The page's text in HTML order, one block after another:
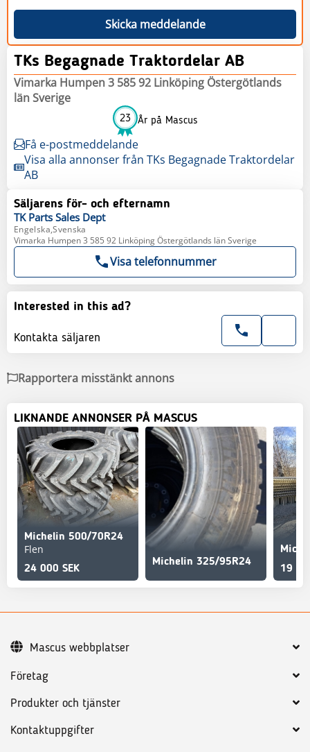
Skicka meddelande
TKs Begagnade Traktordelar AB
Vimarka Humpen 3 585 92 Linköping Östergötlands
län Sverige
23 År på Mascus
Få e-postmeddelande
Visa alla annonser från TKs Begagnade Traktordelar
AB
Säljarens för- och efternamn
TK Parts Sales Dept
Engelska,Svenska
Vimarka Humpen 3 585 92 Linköping Östergötlands län Sverige
Visa telefonnummer
Interested in this ad?
Kontakta säljaren
Rapportera misstänkt annons
LIKNANDE ANNONSER PÅ MASCUS
Michelin 500/70R24
Flen
24 000 SEK
Michelin 325/95R24
19
Företag
Produkter och tjänster
Kontaktuppgifter
Mascus webbplatser